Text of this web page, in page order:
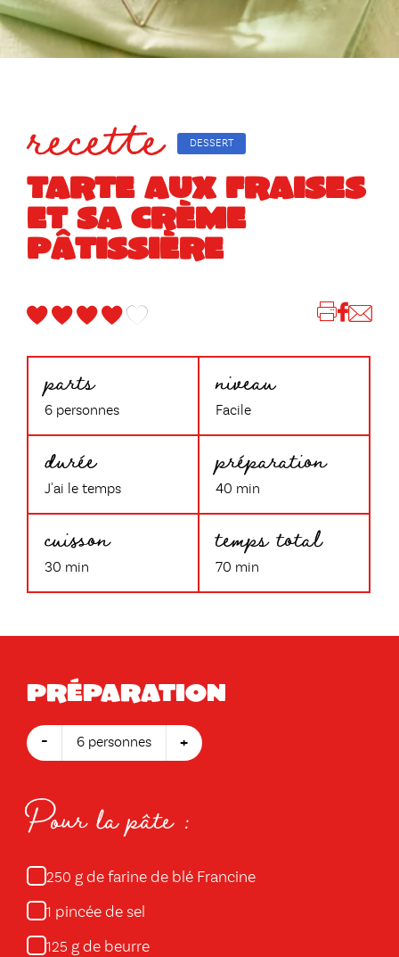
recette DESSERT
TARTE AUX FRAISES
ET SA CRÈME
PÂTISSIÈRE
parts
6 personnes
niveau
Facile
durée
J'ai le temps
préparation
40 min
cuisson
30 min
temps total
70 min
Préparation
- 6 personnes +
Pour la pâte :
250 g de farine de blé Francine
1 pincée de sel
125 g de beurre